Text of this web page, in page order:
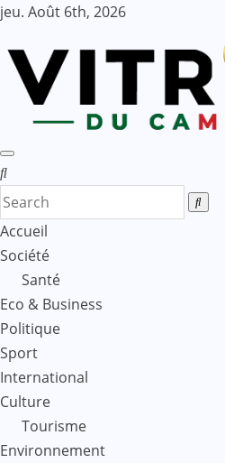
Skip
content
jeu. Août 6th, 2026
Accueil
Société
Santé
Eco & Business
Politique
Sport
International
Culture
Tourisme
Environnement